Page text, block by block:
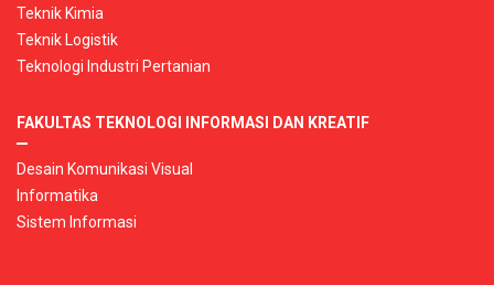
Teknik Kimia
Teknik Logistik
Teknologi Industri Pertanian
FAKULTAS TEKNOLOGI INFORMASI DAN KREATIF
Desain Komunikasi Visual
Informatika
Sistem Informasi